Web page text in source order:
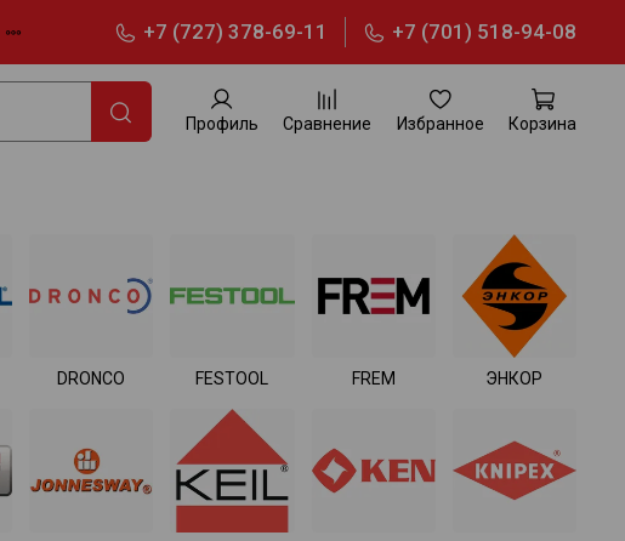
+7 (727) 378-69-11 +7 (701) 518-94-08
Профиль Сравнение Избранное Корзина
DRONCO FESTOOL FREM ЭНКОР